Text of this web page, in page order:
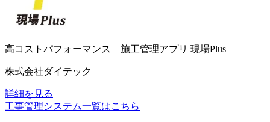
高コストパフォーマンス 施工管理アプリ 現場Plus
株式会社ダイテック
詳細を見る
工事管理システム一覧はこちら